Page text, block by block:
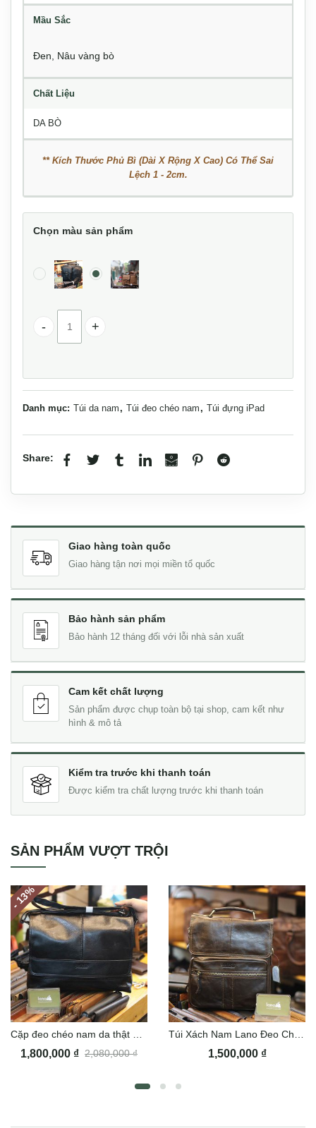
Mầu Sắc
Đen Nâu vàng bò
Chất Liệu
DA BÒ
** Kích Thước Phủ Bì (Dài X Rộng X Cao) Có Thể Sai
Lệch 1 - 2cm.
Chọn màu sản phẩm
Túi da đeo chéo có quai xách tiện lợi KT150 số lượng
Danh mục: Túi da nam , Túi đeo chéo nam , Túi đựng iPad
Share:
Giao hàng toàn quốc
Giao hàng tận nơi mọi miền tổ quốc
Bảo hành sản phẩm
Bảo hành 12 tháng đối với lỗi nhà sản xuất
Cam kết chất lượng
Sản phẩm được chụp toàn bộ tại shop, cam kết như
hình & mô tả
Kiểm tra trước khi thanh toán
Được kiểm tra chất lượng trước khi thanh toán
SẢN PHẨM VƯỢT TRỘI
- 13
%
2,080,000₫
1,800,000 ₫ 1,500,000 ₫